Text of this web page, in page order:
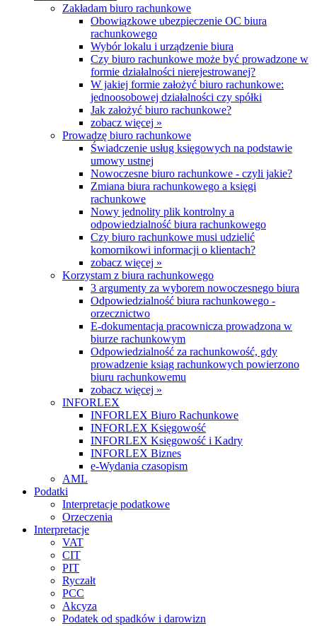
Zakładam biuro rachunkowe
Obowiązkowe ubezpieczenie OC biura
rachunkowego
Wybór lokalu i urządzenie biura
Czy biuro rachunkowe może być prowadzone w
formie działalności nierejestrowanej?
W jakiej formie założyć biuro rachunkowe:
jednoosobowej działalności czy spółki
Jak założyć biuro rachunkowe?
zobacz więcej »
Prowadzę biuro rachunkowe
Świadczenie usług księgowych na podstawie
umowy ustnej
Nowoczesne biuro rachunkowe - czyli jakie?
Zmiana biura rachunkowego a księgi
rachunkowe
Nowy jednolity plik kontrolny a
odpowiedzialność biura rachunkowego
Czy biuro rachunkowe musi udzielić
komornikowi informacji o klientach?
zobacz więcej »
Korzystam z biura rachunkowego
3 argumenty za wyborem nowoczesnego biura
Odpowiedzialność biura rachunkowego -
orzecznictwo
E-dokumentacja pracownicza prowadzona w
biurze rachunkowym
Odpowiedzialność za rachunkowość, gdy
prowadzenie ksiąg rachunkowych powierzono
biuru rachunkowemu
zobacz więcej »
INFORLEX
INFORLEX Biuro Rachunkowe
INFORLEX Księgowość
INFORLEX Księgowość i Kadry
INFORLEX Biznes
e-Wydania czasopism
AML
Podatki
Interpretacje podatkowe
Orzeczenia
Interpretacje
VAT
CIT
PIT
Ryczałt
PCC
Akcyza
Podatek od spadków i darowizn